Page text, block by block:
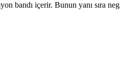
içerir. Bunun yanı sıra